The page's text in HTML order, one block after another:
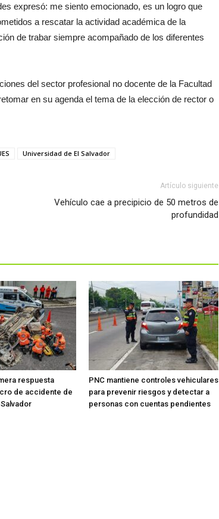
expresó: me siento emocionado, es un logro que
a rescatar la actividad académica de la
de trabar siempre acompañado de los diferentes
del sector profesional no docente de la Facultad
en su agenda el tema de la elección de rector o
Universidad de El Salvador
Artículo siguiente
Vehículo cae a precipicio de 50 metros de
profundidad
respuesta
de accidente de
PNC mantiene controles vehiculares
para prevenir riesgos y detectar a
personas con cuentas pendientes